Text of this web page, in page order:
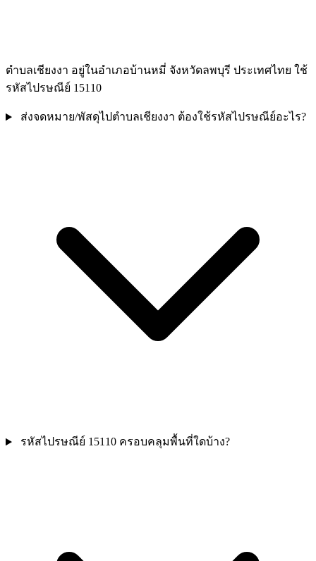
ตำบลเชียงงา อยู่ในอำเภอบ้านหมี่ จังหวัดลพบุรี ประเทศไทย ใช้
รหัสไปรษณีย์ 15110
ส่งจดหมาย/พัสดุไปตำบลเชียงงา ต้องใช้รหัสไปรษณีย์อะไร?
รหัสไปรษณีย์ 15110 ครอบคลุมพื้นที่ใดบ้าง?